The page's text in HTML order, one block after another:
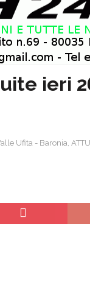
ieri
Ufita - Baronia,